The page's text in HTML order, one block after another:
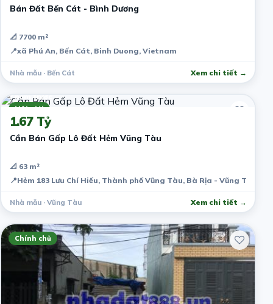
Bán Đất Bến Cát - Bình Dương
📐 7700 m²
📍xã Phú An, Bến Cát, Binh Duong, Vietnam
Nhà mẫu · Bến Cát Xem chi tiết →
Môi giới
7 năm trước
1.67 Tỷ
Cần Bán Gấp Lô Đất Hẻm Vũng Tàu
📐 63 m²
📍Hẻm 183 Lưu Chí Hiếu, Thành phố Vũng Tàu, Bà Rịa - Vũng Tàu,
Nhà mẫu · Vũng Tàu Xem chi tiết →
Chính chủ